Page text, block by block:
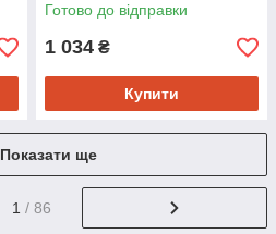
Готово до відправки
1 034 ₴
Купити
Показати ще
1 / 86